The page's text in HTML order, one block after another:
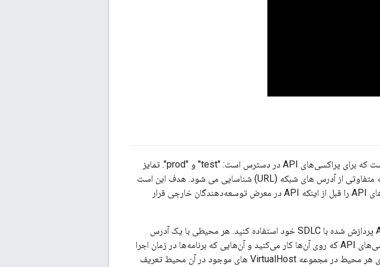
هر سازمانی در Apigee Edge دارای حداقل دو محیط استقرار است که برای پراکسی‌های API در دسترس است: "test" و "prod". تمایز
بین دو محیط دلخواه است - هر محیط به سادگی توسط مجموعه متفاوتی از آدرس های شبکه (URL) شناسایی می شود. هدف این است
که دامنه‌ای را در اختیار شما قرار دهیم که در آن بتوانید پروکسی‌های API را قبل از اینکه API در معرض توسعه‌دهندگان خارجی قرار
می توانید از این محیط ها برای همگام سازی توسعه پروکسی API پردازش شده با SDLC خود استفاده کنید. هر محیطی با یک آدرس
شبکه تعریف می‌شود و به شما امکان می‌دهد ترافیک را بین پراکسی‌های API که روی آن‌ها کار می‌کنید و آن‌هایی که برنامه‌ها در زمان اجرا
به آن‌ها دسترسی دارند، تفکیک کنید. آدرس های شبکه موجود برای هر محیط در مجموعه VirtualHost های موجود در آن محیط تعریف